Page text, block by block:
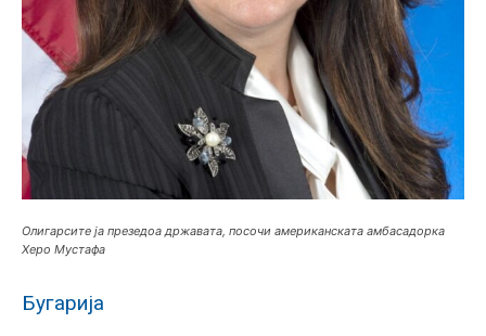
Олигарсите ја презедоа државата, посочи американската амбасадорка
Херо Мустафа
Бугарија